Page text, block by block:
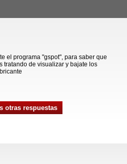
el programa "gspot", para saber que
tratando de visualizar y bajate los
otras respuestas